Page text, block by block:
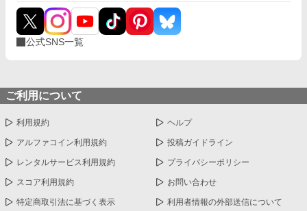
公式SNS一覧
ご利用について
利用規約 ヘルプ
アルファコイン利用規約 投稿ガイドライン
レンタルサービス利用規約 プライバシーポリシー
スコア利用規約 お問い合わせ
特定商取引法に基づく表示 利用者情報の外部送信について